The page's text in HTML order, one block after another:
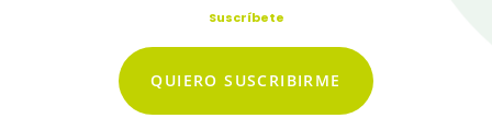
Suscríbete
QUIERO SUSCRIBIRME